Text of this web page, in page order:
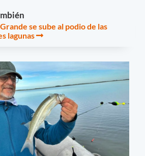
se sube al podio de las
lagunas